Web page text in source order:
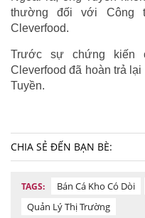
thường đối với Công
Cleverfood.
Trước sự chứng kiến
Cleverfood đã hoàn trả
Tuyền.
CHIA SẺ ĐẾN BẠN BÈ:
TAGS: Bán Cá Kho Có Dòi
Quản Lý Thị Trường